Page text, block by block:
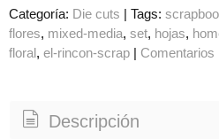
Categoría: Die cuts Tags:
flores mixed-media set hojas
floral el-rincon-scrap Comentarios
Descripción